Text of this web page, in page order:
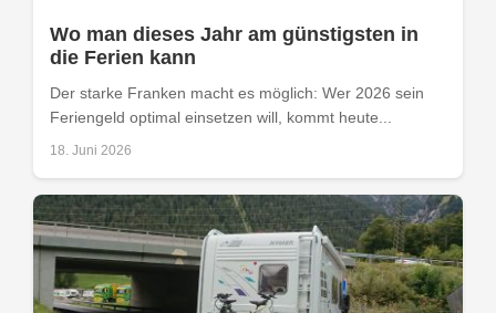
Wo man dieses Jahr am günstigsten in
die Ferien kann
Der starke Franken macht es möglich: Wer 2026 sein
Feriengeld optimal einsetzen will, kommt heute...
18. Juni 2026